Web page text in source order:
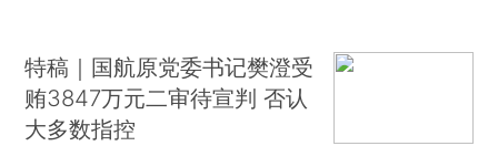
特稿｜国航原党委书记樊澄受
贿3847万元二审待宣判 否认
大多数指控